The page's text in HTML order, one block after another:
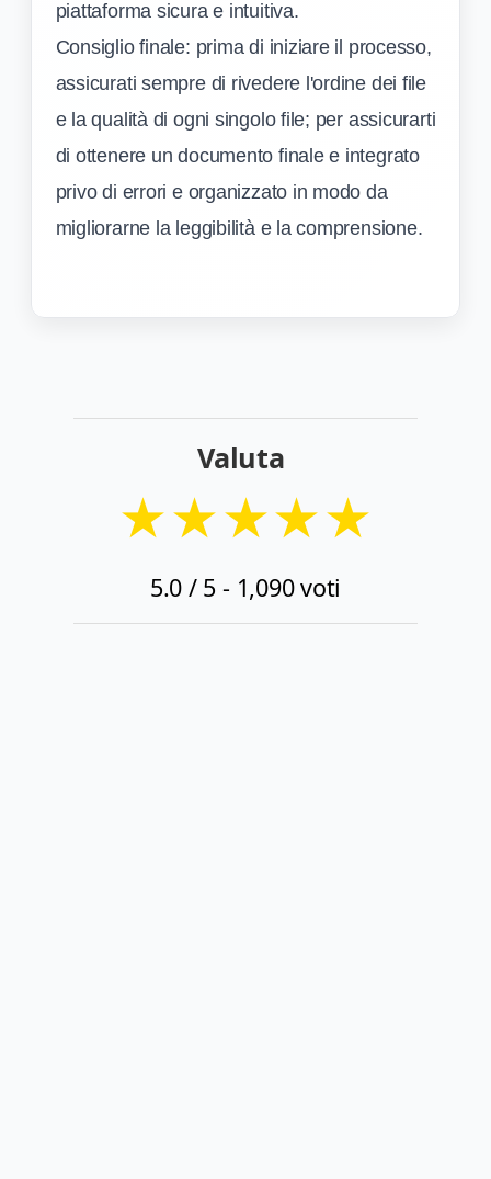
piattaforma sicura e intuitiva.
Consiglio finale: prima di iniziare il processo,
assicurati sempre di rivedere l'ordine dei file
e la qualità di ogni singolo file; per assicurarti
di ottenere un documento finale e integrato
privo di errori e organizzato in modo da
migliorarne la leggibilità e la comprensione.
Valuta
★★★★★
5.0 / 5 - 1,090voti